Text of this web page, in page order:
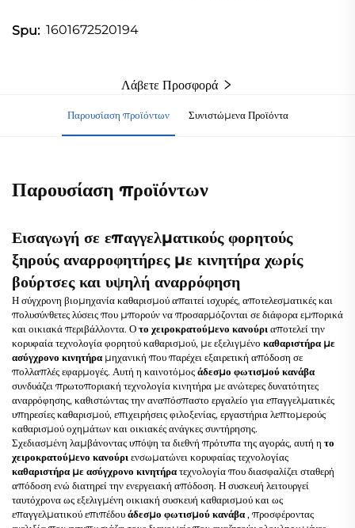
Spu: 1601672520194
Λάβετε Προσφορά
Παρουσίαση προϊόντων Συνιστώμενα Προϊόντα
Παρουσίαση προϊόντων
Εισαγωγή σε επαγγελματικούς φορητούς
ξηρούς αναρροφητήρες με κινητήρα χωρίς
βούρτσες και υψηλή αναρρόφηση
Η σύγχρονη βιομηχανία καθαρισμού απαιτεί ισχυρές, αποτελεσματικές και
πολυσύνθετες λύσεις που μπορούν να προσαρμόζονται σε διάφορα εμπορικά
και οικιακά περιβάλλοντα. Οτο χειροκρατούμενο κανούρι αποτελεί την
κορυφαία τεχνολογία φορητού καθαρισμού, με εξελιγμένο καθαριστήρα με
ασύγχρονο κινητήρα μηχανική που παρέχει εξαιρετική απόδοση σε
πολλαπλές εφαρμογές. Αυτή η καινοτόμοςάδεσμο φωτισμού κανάβα
συνδυάζει πρωτοποριακή τεχνολογία κινητήρα με ανώτερες δυνατότητες
αναρρόφησης, καθιστώντας την αναπόσπαστο εργαλείο για επαγγελματικές
υπηρεσίες καθαρισμού, επιχειρήσεις φιλοξενίας, εργαστήρια λεπτομερούς
καθαρισμού οχημάτων και οικιακές ανάγκες συντήρησης.
Σχεδιασμένη λαμβάνοντας υπόψη τα διεθνή πρότυπα της αγοράς, αυτή η το
χειροκρατούμενο κανούρι ενσωματώνει κορυφαίας τεχνολογίας
καθαριστήρα με ασύγχρονο κινητήρατεχνολογία που διασφαλίζει σταθερή
απόδοση ενώ διατηρεί την ενεργειακή απόδοση. Η συσκευή λειτουργεί
ταυτόχρονα ως εξελιγμένη οικιακή συσκευή καθαρισμού και ως
επαγγελματικού επιπέδουάδεσμο φωτισμού κανάβα , προσφέροντας